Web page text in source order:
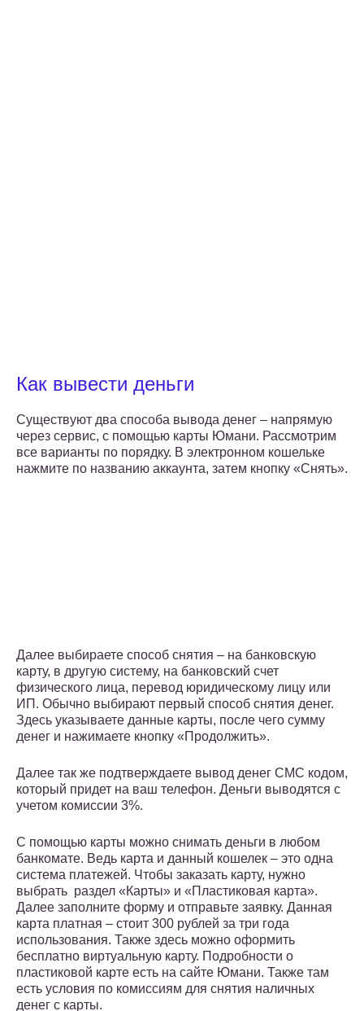
Как вывести деньги
Существуют два способа вывода денег – напрямую
через сервис, с помощью карты Юмани. Рассмотрим
все варианты по порядку. В электронном кошельке
нажмите по названию аккаунта, затем кнопку «Снять».
Далее выбираете способ снятия – на банковскую
карту, в другую систему, на банковский счет
физического лица, перевод юридическому лицу или
ИП. Обычно выбирают первый способ снятия денег.
Здесь указываете данные карты, после чего сумму
денег и нажимаете кнопку «Продолжить».
Далее так же подтверждаете вывод денег СМС кодом,
который придет на ваш телефон. Деньги выводятся с
учетом комиссии 3%.
С помощью карты можно снимать деньги в любом
банкомате. Ведь карта и данный кошелек – это одна
система платежей. Чтобы заказать карту, нужно
выбрать раздел «Карты» и «Пластиковая карта».
Далее заполните форму и отправьте заявку. Данная
карта платная – стоит 300 рублей за три года
использования. Также здесь можно оформить
бесплатно виртуальную карту. Подробности о
пластиковой карте есть на сайте Юмани. Также там
есть условия по комиссиям для снятия наличных
денег с карты.